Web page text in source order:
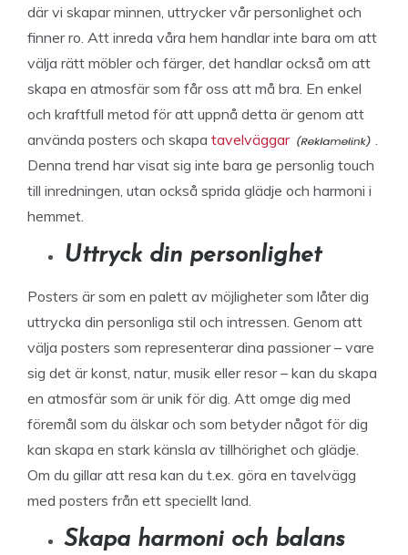
där vi skapar minnen, uttrycker vår personlighet och
finner ro. Att inreda våra hem handlar inte bara om att
välja rätt möbler och färger, det handlar också om att
skapa en atmosfär som får oss att må bra. En enkel
och kraftfull metod för att uppnå detta är genom att
använda posters och skapa tavelväggar
.
Denna trend har visat sig inte bara ge personlig touch
till inredningen, utan också sprida glädje och harmoni i
hemmet.
Uttryck din personlighet
Posters är som en palett av möjligheter som låter dig
uttrycka din personliga stil och intressen. Genom att
välja posters som representerar dina passioner – vare
sig det är konst, natur, musik eller resor – kan du skapa
en atmosfär som är unik för dig. Att omge dig med
föremål som du älskar och som betyder något för dig
kan skapa en stark känsla av tillhörighet och glädje.
Om du gillar att resa kan du t.ex. göra en tavelvägg
med posters från ett speciellt land.
Skapa harmoni och balans